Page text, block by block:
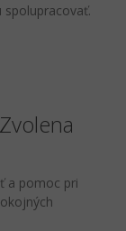
a pomoc pri